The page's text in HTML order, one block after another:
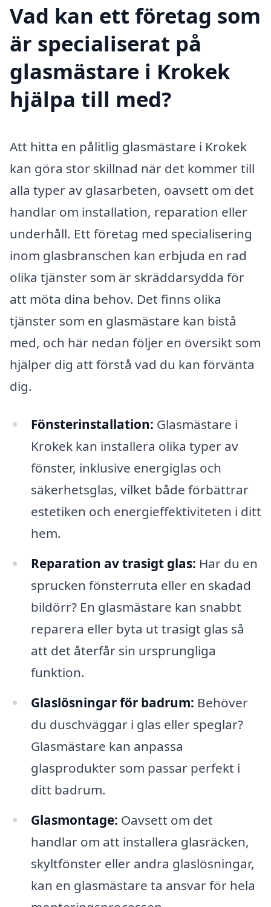
Vad kan ett företag som
är specialiserat på
glasmästare i Krokek
hjälpa till med?
Att hitta en pålitlig glasmästare i Krokek
kan göra stor skillnad när det kommer till
alla typer av glasarbeten, oavsett om det
handlar om installation, reparation eller
underhåll. Ett företag med specialisering
inom glasbranschen kan erbjuda en rad
olika tjänster som är skräddarsydda för
att möta dina behov. Det finns olika
tjänster som en glasmästare kan bistå
med, och här nedan följer en översikt som
hjälper dig att förstå vad du kan förvänta
dig.
Fönsterinstallation: Glasmästare i
Krokek kan installera olika typer av
fönster, inklusive energiglas och
säkerhetsglas, vilket både förbättrar
estetiken och energieffektiviteten i ditt
hem.
Reparation av trasigt glas: Har du en
sprucken fönsterruta eller en skadad
bildörr? En glasmästare kan snabbt
reparera eller byta ut trasigt glas så
att det återfår sin ursprungliga
funktion.
Glaslösningar för badrum: Behöver
du duschväggar i glas eller speglar?
Glasmästare kan anpassa
glasprodukter som passar perfekt i
ditt badrum.
Glasmontage: Oavsett om det
handlar om att installera glasräcken,
skyltfönster eller andra glaslösningar,
kan en glasmästare ta ansvar för hela